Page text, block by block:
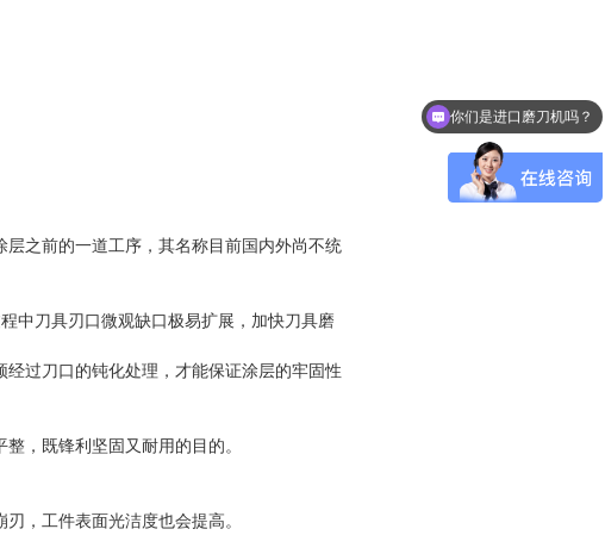
之前的一道工序，其名称目前国内外尚不统
中刀具刃口微观缺口极易扩展，加快刀具磨
过刀口的钝化处理，才能保证涂层的牢固性
，既锋利坚固又耐用的目的。
，工件表面光洁度也会提高。
你们机器可以磨哪些刀具？